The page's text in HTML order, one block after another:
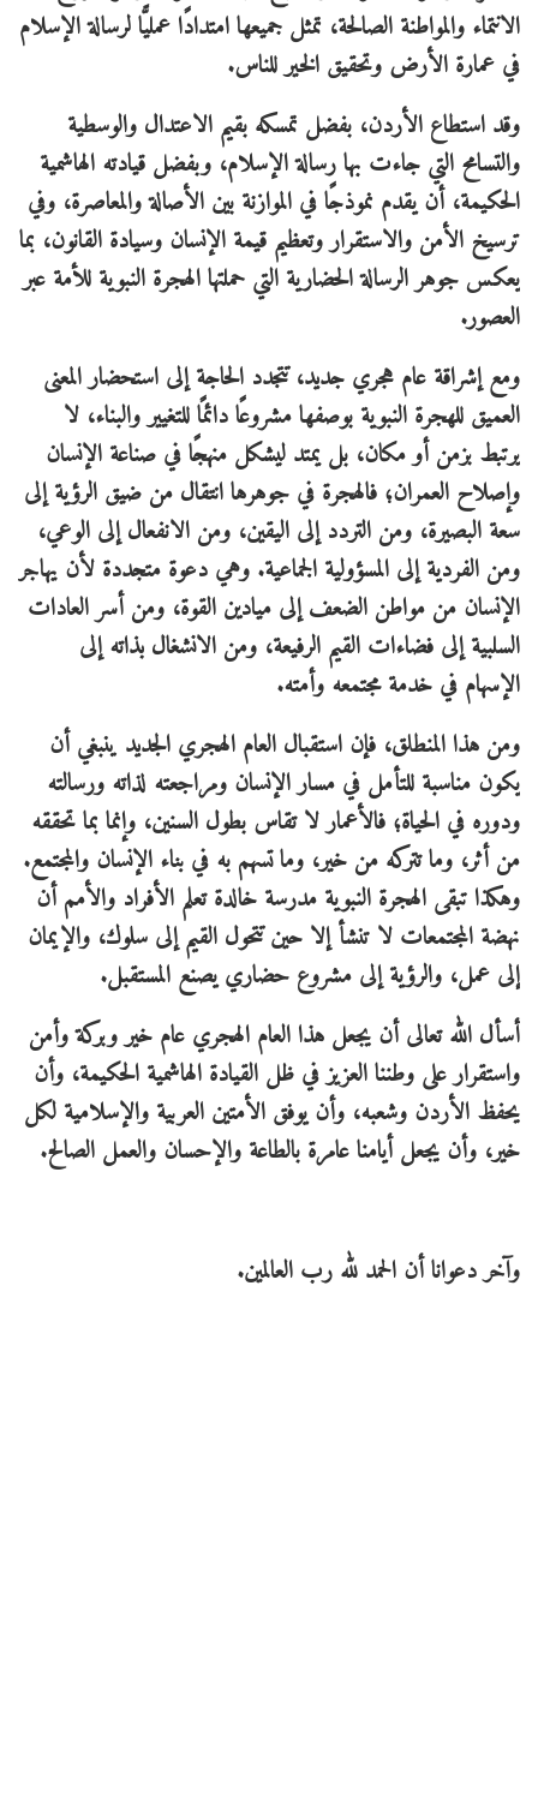
الانتماء والمواطنة الصالحة، تمثل جميعها امتدادًا عمليًّا لرسالة الإسلام
في عمارة الأرض وتحقيق الخير للناس.
وقد استطاع الأردن، بفضل تمسكه بقيم الاعتدال والوسطية
والتسامح التي جاءت بها رسالة الإسلام، وبفضل قيادته الهاشمية
الحكيمة، أن يقدم نموذجًا في الموازنة بين الأصالة والمعاصرة، وفي
ترسيخ الأمن والاستقرار وتعظيم قيمة الإنسان وسيادة القانون، بما
يعكس جوهر الرسالة الحضارية التي حملتها الهجرة النبوية للأمة عبر
العصور.
ومع إشراقة عام هجري جديد، تتجدد الحاجة إلى استحضار المعنى
العميق للهجرة النبوية بوصفها مشروعًا دائمًا للتغيير والبناء، لا
يرتبط بزمن أو مكان، بل يمتد ليشكل منهجًا في صناعة الإنسان
وإصلاح العمران؛ فالهجرة في جوهرها انتقال من ضيق الرؤية إلى
سعة البصيرة، ومن التردد إلى اليقين، ومن الانفعال إلى الوعي،
ومن الفردية إلى المسؤولية الجماعية. وهي دعوة متجددة لأن يهاجر
الإنسان من مواطن الضعف إلى ميادين القوة، ومن أسر العادات
السلبية إلى فضاءات القيم الرفيعة، ومن الانشغال بذاته إلى
الإسهام في خدمة مجتمعه وأمته.
ومن هذا المنطلق، فإن استقبال العام الهجري الجديد ينبغي أن
يكون مناسبة للتأمل في مسار الإنسان ومراجعته لذاته ورسالته
ودوره في الحياة؛ فالأعمار لا تقاس بطول السنين، وإنما بما تحققه
من أثر، وما تتركه من خير، وما تسهم به في بناء الإنسان والمجتمع.
وهكذا تبقى الهجرة النبوية مدرسة خالدة تعلم الأفراد والأمم أن
نهضة المجتمعات لا تنشأ إلا حين تتحول القيم إلى سلوك، والإيمان
إلى عمل، والرؤية إلى مشروع حضاري يصنع المستقبل.
أسأل الله تعالى أن يجعل هذا العام الهجري عام خير وبركة وأمن
واستقرار على وطننا العزيز في ظل القيادة الهاشمية الحكيمة، وأن
يحفظ الأردن وشعبه، وأن يوفق الأمتين العربية والإسلامية لكل
خير، وأن يجعل أيامنا عامرة بالطاعة والإحسان والعمل الصالح.
وآخر دعوانا أن الحمد لله رب العالمين.